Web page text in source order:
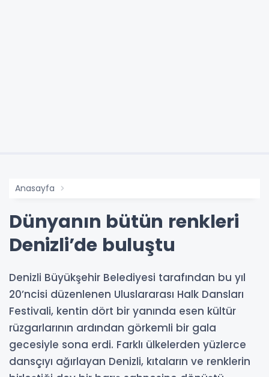
Anasayfa
Dünyanın bütün renkleri
Denizli’de buluştu
Denizli Büyükşehir Belediyesi tarafından bu yıl
20’ncisi düzenlenen Uluslararası Halk Dansları
Festivali, kentin dört bir yanında esen kültür
rüzgarlarının ardından görkemli bir gala
gecesiyle sona erdi. Farklı ülkelerden yüzlerce
dansçıyı ağırlayan Denizli, kıtaların ve renklerin